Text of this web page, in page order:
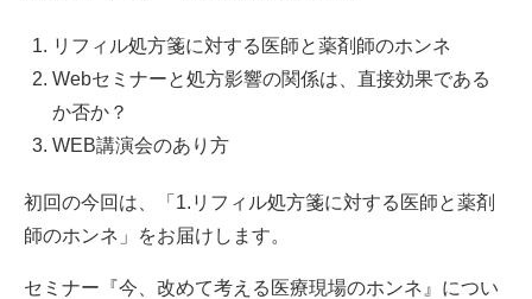
リフィル処方箋に対する医師と薬剤師のホンネ
Webセミナーと処方影響の関係は、直接効果である
か否か？
WEB講演会のあり方
初回の今回は、「1.リフィル処方箋に対する医師と薬剤
師のホンネ」をお届けします。
セミナー『今、改めて考える医療現場のホンネ』につい